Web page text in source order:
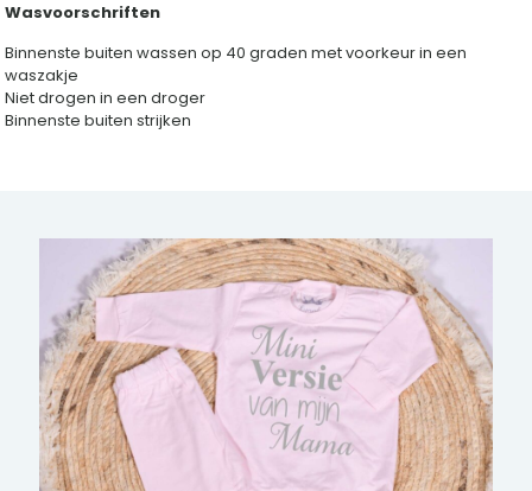
Wasvoorschriften
Binnenste buiten wassen op 40 graden met voorkeur in een
waszakje
Niet drogen in een droger
Binnenste buiten strijken